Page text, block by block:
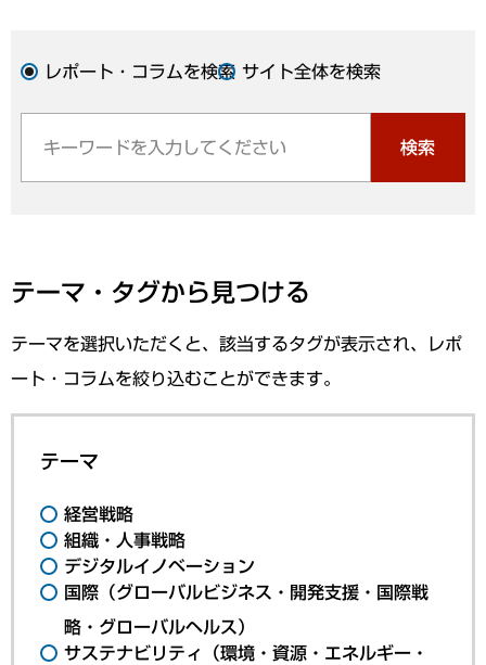
レポート・コラムを検索 サイト全体を検索
検索
テーマ・タグから見つける
テーマを選択いただくと、該当するタグが表示され、レポ
ート・コラムを絞り込むことができます。
テーマ
経営戦略
組織・人事戦略
デジタルイノベーション
国際（グローバルビジネス・開発支援・国際戦
略・グローバルヘルス）
サステナビリティ（環境・資源・エネルギー・